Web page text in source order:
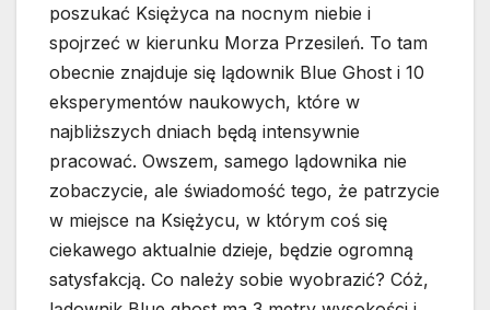
poszukać Księżyca na nocnym niebie i
spojrzeć w kierunku Morza Przesileń. To tam
obecnie znajduje się lądownik Blue Ghost i 10
eksperymentów naukowych, które w
najbliższych dniach będą intensywnie
pracować. Owszem, samego lądownika nie
zobaczycie, ale świadomość tego, że patrzycie
w miejsce na Księżycu, w którym coś się
ciekawego aktualnie dzieje, będzie ogromną
satysfakcją. Co należy sobie wyobrazić? Cóż,